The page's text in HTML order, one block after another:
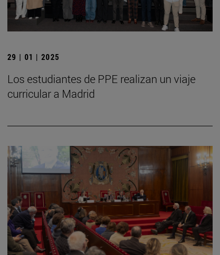
29 | 01 | 2025
Los estudiantes de PPE realizan un viaje
curricular a Madrid